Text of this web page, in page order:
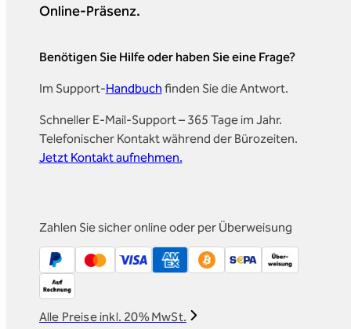
Online-Präsenz.
Benötigen Sie Hilfe oder haben Sie eine Frage?
Im Support-Handbuch finden Sie die Antwort.
Schneller E-Mail-Support – 365 Tage im Jahr.
Telefonischer Kontakt während der Bürozeiten.
Jetzt Kontakt aufnehmen.
Zahlen Sie sicher online oder per Überweisung
Alle Preise inkl. 20% MwSt.